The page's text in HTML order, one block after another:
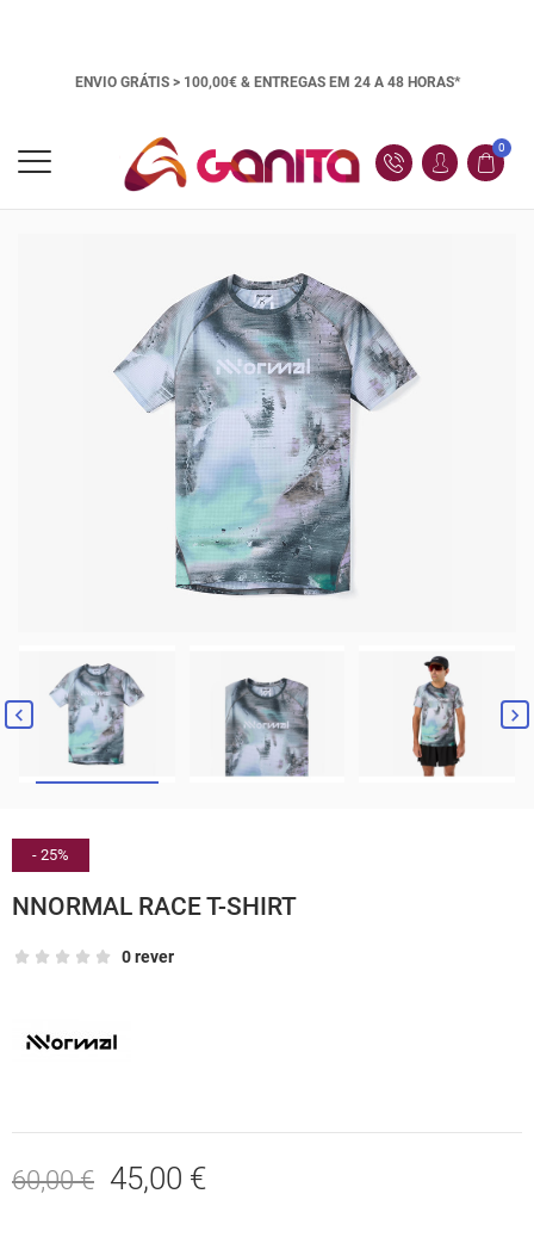
ENVIO GRÁTIS > 100,00€ & ENTREGAS EM 24 A 48 HORAS*
0
 
- 25%
NNORMAL RACE T-SHIRT
0 rever
60,00 € 45,00 €